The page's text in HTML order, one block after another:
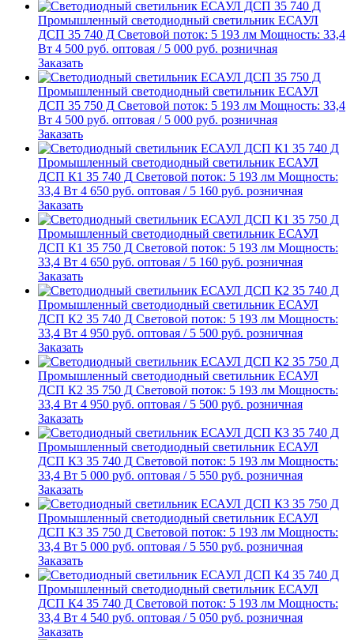
Промышленный светодиодный светильник ЕСАУЛ
ДСП 35 740 Д Световой поток: 5 193 лм Мощность: 33,4
Вт 4 500 руб. оптовая / 5 000 руб. розничная
Заказать
Промышленный светодиодный светильник ЕСАУЛ
ДСП 35 750 Д Световой поток: 5 193 лм Мощность: 33,4
Вт 4 500 руб. оптовая / 5 000 руб. розничная
Заказать
Промышленный светодиодный светильник ЕСАУЛ
ДСП К1 35 740 Д Световой поток: 5 193 лм Мощность:
33,4 Вт 4 650 руб. оптовая / 5 160 руб. розничная
Заказать
Промышленный светодиодный светильник ЕСАУЛ
ДСП К1 35 750 Д Световой поток: 5 193 лм Мощность:
33,4 Вт 4 650 руб. оптовая / 5 160 руб. розничная
Заказать
Промышленный светодиодный светильник ЕСАУЛ
ДСП К2 35 740 Д Световой поток: 5 193 лм Мощность:
33,4 Вт 4 950 руб. оптовая / 5 500 руб. розничная
Заказать
Промышленный светодиодный светильник ЕСАУЛ
ДСП К2 35 750 Д Световой поток: 5 193 лм Мощность:
33,4 Вт 4 950 руб. оптовая / 5 500 руб. розничная
Заказать
Промышленный светодиодный светильник ЕСАУЛ
ДСП К3 35 740 Д Световой поток: 5 193 лм Мощность:
33,4 Вт 5 000 руб. оптовая / 5 550 руб. розничная
Заказать
Промышленный светодиодный светильник ЕСАУЛ
ДСП К3 35 750 Д Световой поток: 5 193 лм Мощность:
33,4 Вт 5 000 руб. оптовая / 5 550 руб. розничная
Заказать
Промышленный светодиодный светильник ЕСАУЛ
ДСП К4 35 740 Д Световой поток: 5 193 лм Мощность:
33,4 Вт 4 540 руб. оптовая / 5 050 руб. розничная
Заказать